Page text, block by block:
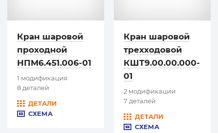
Кран шаровой
проходной
НПМ6.451.006-01
1 модификация
8 деталей
ДЕТАЛИ
СХЕМА
Кран шаровой
трехходовой
КШТ9.00.00.000-
01
2 модификации
7 деталей
ДЕТАЛИ
СХЕМА